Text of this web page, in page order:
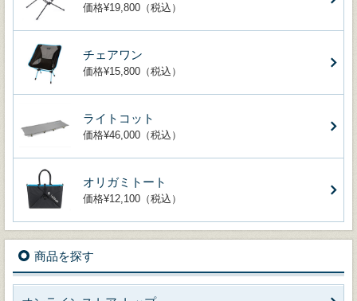
価格¥19,800（税込）
チェアワン
価格¥15,800（税込）
ライトコット
価格¥46,000（税込）
オリガミトート
価格¥12,100（税込）
商品を探す